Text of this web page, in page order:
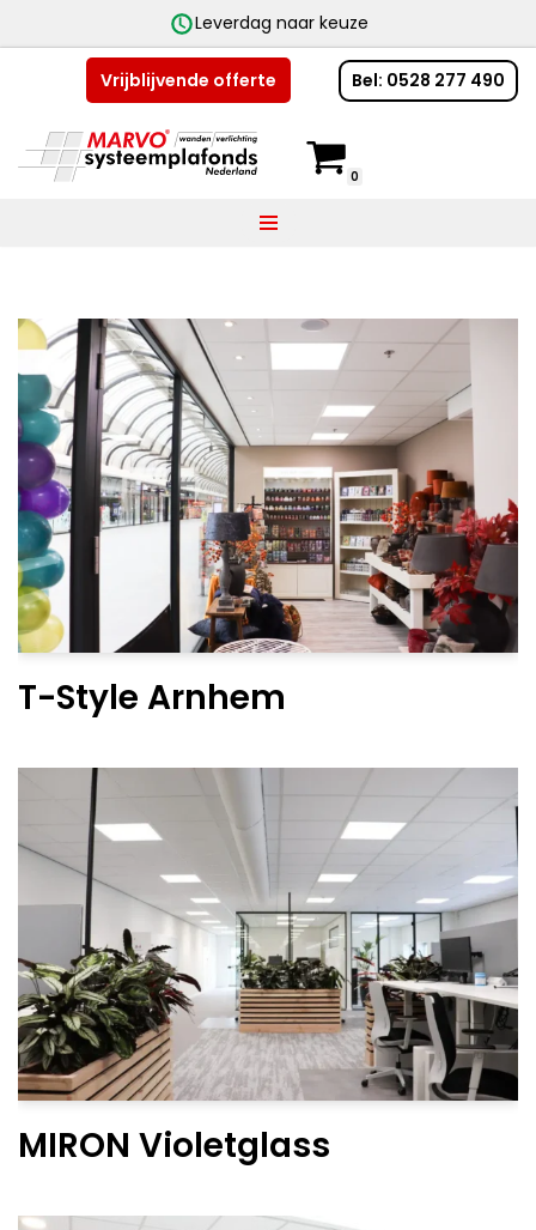
Leverdag naar keuze
naar
Vrijblijvende offerte Bel: 0528 277 490
0
T-Style Arnhem
MIRON Violetglass